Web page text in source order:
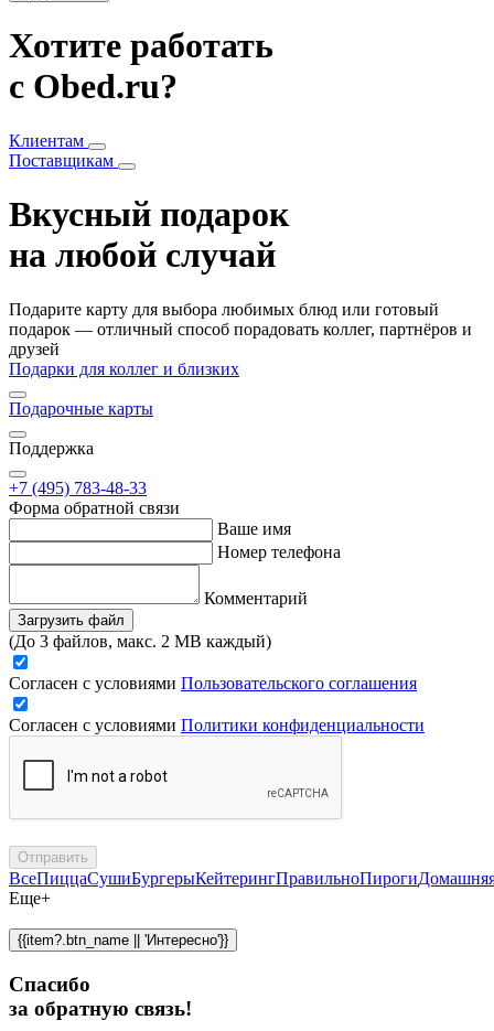
Хотите работать
с Obed.ru?
Клиентам
Поставщикам
Вкусный подарок
на любой случай
Подарите карту для выбора любимых блюд или готовый
подарок — отличный способ порадовать коллег, партнёров и
друзей
Подарки для коллег и близких
Подарочные карты
Поддержка
+7 (495) 783-48-33
Форма обратной связи
Ваше имя
Номер телефона
Комментарий
Загрузить файл
(До 3 файлов, макс. 2 MB каждый)
Согласен с условиями Пользовательского соглашения
Согласен с условиями Политики конфиденциальности
Отправить
ВсеПиццаСушиБургерыКейтерингПравильноПироги
Еще+
{{item?.btn_name || 'Интересно'}}
Спасибо
за обратную связь!